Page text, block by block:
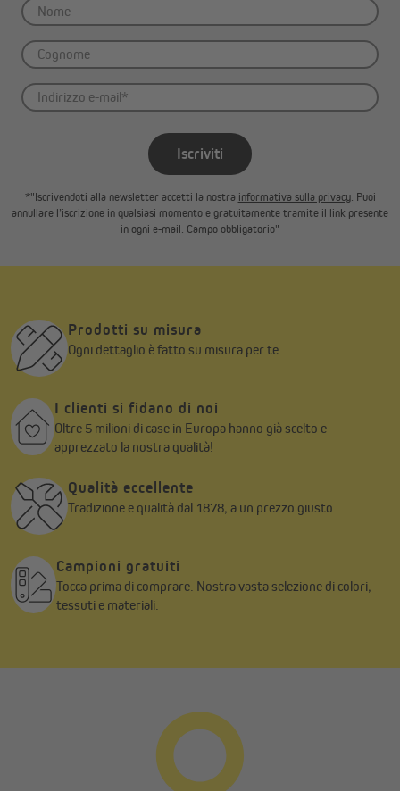
I motori universali per tapparelle Uni possono essere installati in
tutte le tapparelle in alluminio e plastica. Si prega di notare la
Iscriviti
*"Iscrivendoti alla newsletter accetti la nostra informativa sulla privacy. Puoi
annullare l’iscrizione in qualsiasi momento e gratuitamente tramite il link presente
in ogni e-mail. Campo obbligatorio"
Prodotti su misura
Ogni dettaglio è fatto su misura per te
I clienti si fidano di noi
Oltre 5 milioni di case in Europa hanno già scelto e
apprezzato la nostra qualità!
Qualità eccellente
Tradizione e qualità dal 1878, a un prezzo giusto
Campioni gratuiti
Tocca prima di comprare. Nostra vasta selezione di colori,
tessuti e materiali.